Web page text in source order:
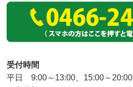
受付時間
平日 9:00～13:00、15:00～20:00